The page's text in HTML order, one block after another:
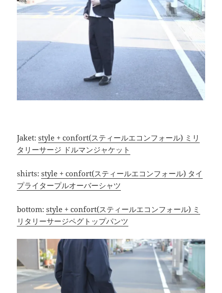
Jaket:style + confort(スティールエコンフォール) ミリ
タリーサージ ドルマンジャケット
shirts:style + confort(スティールエコンフォール) タイ
プライタープルオーバーシャツ
bottom:style + confort(スティールエコンフォール) ミ
リタリーサージペグトップパンツ